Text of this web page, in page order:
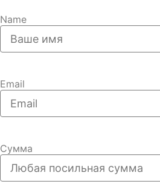
Name
Email
Сумма